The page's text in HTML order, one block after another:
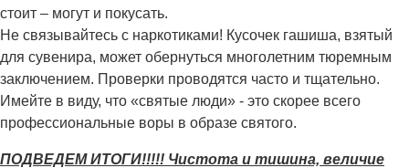
стоит – могут и покусать.
Не связывайтесь с наркотиками! Кусочек гашиша, взятый
для сувенира, может обернуться многолетним тюремным
заключением. Проверки проводятся часто и тщательно.
Имейте в виду, что «святые люди» - это скорее всего
профессиональные воры в образе святого.
ПОДВЕДЕМ ИТОГИ!!!!! Чистота и тишина, величие